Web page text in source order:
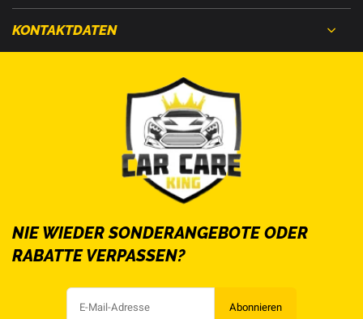
KONTAKTDATEN
NIE WIEDER SONDERANGEBOTE ODER
RABATTE VERPASSEN?
Abonnieren